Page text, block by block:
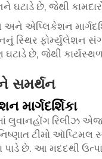
ઘટાડે છે, જેથી
અને એપ્લિકેશન
સ્થિર ફોર્મ્યુલેશન
છે, જેથી
સમર્થન
માર્ગદર્શિકા
લુવાનહોંગ રિલીઝ
ટીમો
છે. આ મદદથી